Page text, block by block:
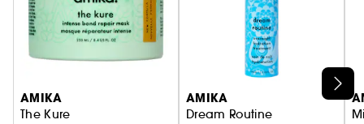
AMIKA
The Kure
AMIKA
Dream Routine